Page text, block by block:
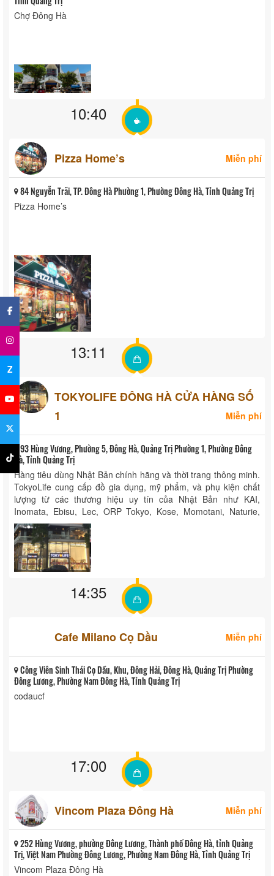
Chợ Đông Hà
10:40
Pizza Home’s Miễn phí
84 Nguyễn Trãi, TP. Đông Hà Phường 1, Phường Đông Hà, Tỉnh Quảng Trị
Pizza Home’s
13:11
TOKYOLIFE ĐÔNG HÀ CỬA HÀNG SỐ
1
Miễn phí
93 Hùng Vương, Phường 5, Đông Hà, Quảng Trị Phường 1, Phường Đông
Hà, Tỉnh Quảng Trị
Hàng tiêu dùng Nhật Bản chính hãng và thời trang thông minh.
TokyoLife cung cấp đồ gia dụng, mỹ phẩm, và phụ kiện chất
lượng từ các thương hiệu uy tín của Nhật Bản như KAI,
Inomata, Ebisu, Lec, ORP Tokyo, Kose, Momotani, Naturie,
Rohto, DHC, Orihiro, Naive, Aprica, Kose ...
14:35
Cafe Milano Cọ Dầu Miễn phí
Công Viên Sinh Thái Cọ Dầu, Khu, Đông Hải, Đông Hà, Quảng Trị Phường
Đông Lương, Phường Nam Đông Hà, Tỉnh Quảng Trị
codaucf
Vincom Plaza Đông Hà
×
Z